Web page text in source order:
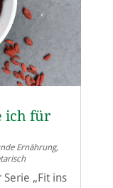
ich für
Ernährung,
„Fit ins